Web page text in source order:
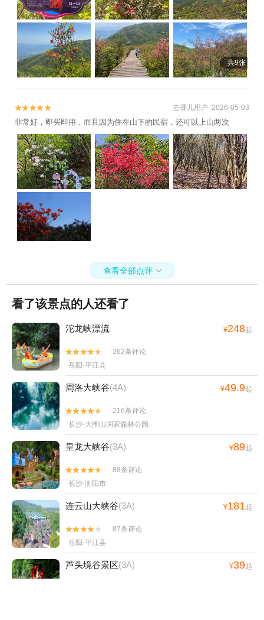
然，上山车行40分钟原路下山车行35分钟，游览60分钟，结束此行。
共9张

 去哪儿用户 2026-05-03
非常好，即买即用，而且因为住在山下的民宿，还可以上山两次
查看全部点评 
看了该景点的人还看了
沱龙峡漂流 ¥248起


262条评论
岳阳·平江县
周洛大峡谷(4A) ¥49.9起


216条评论
长沙·大围山国家森林公园
皇龙大峡谷(3A) ¥89起


88条评论
长沙·浏阳市
连云山大峡谷(3A) ¥181起


87条评论
岳阳·平江县
芦头境谷景区(3A) ¥39起